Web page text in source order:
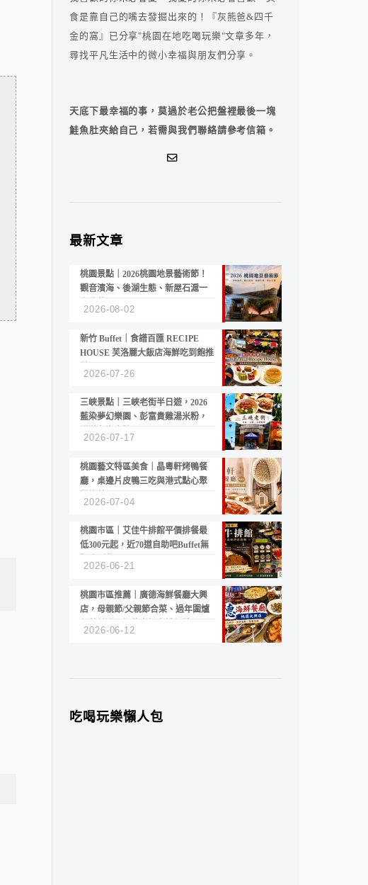
食是靠自己的嘴去發掘出來的！『灰熊爸&四千
金的窩』已分享"桃園在地吃喝玩樂"文章多年，
尋找平凡生活中的微小幸福與朋友們分享。
天底下最幸福的事，莫過於老公把盤裡最後一塊
鮭魚肚夾給自己，若需與我們聯絡請參考信箱。
最新文章
桃園景點｜2026桃園地景藝術節！
觀音濱海、後湖生態、新屋石滬一
2026-08-02
新竹 Buffet｜食譜百匯 RECIPE
HOUSE 芙洛麗大飯店海鮮吃到飽推
2026-07-26
三峽景點｜三峽老街半日遊，2026
藍染夢幻樂園、彭富貴雞湯米粉，
2026-07-17
桃園藝文特區美食｜晶粵軒烤鴨餐
廳，桌邊片皮鴨三吃與港式點心聚
2026-07-04
桃園市區｜艾佳牛排館平價排餐最
低300元起，近70道自助吧Buffet無
2026-06-21
桃園市區推薦｜廣德海鮮餐廳大興
店，母親節/父親節合菜、過年圍爐
2026-06-12
吃喝玩樂懶人包